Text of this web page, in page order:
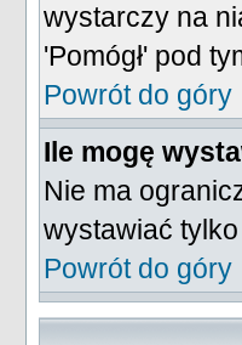
wystarczy na
'Pomógł' pod
Powrót do góry
Ile mogę
Nie ma
wystawiać
Powrót do góry